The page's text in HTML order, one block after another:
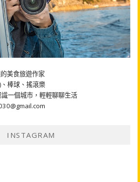
美食旅遊作家
棒球、搖滾樂
一個城市，輕輕聊聊生活
INSTAGRAM